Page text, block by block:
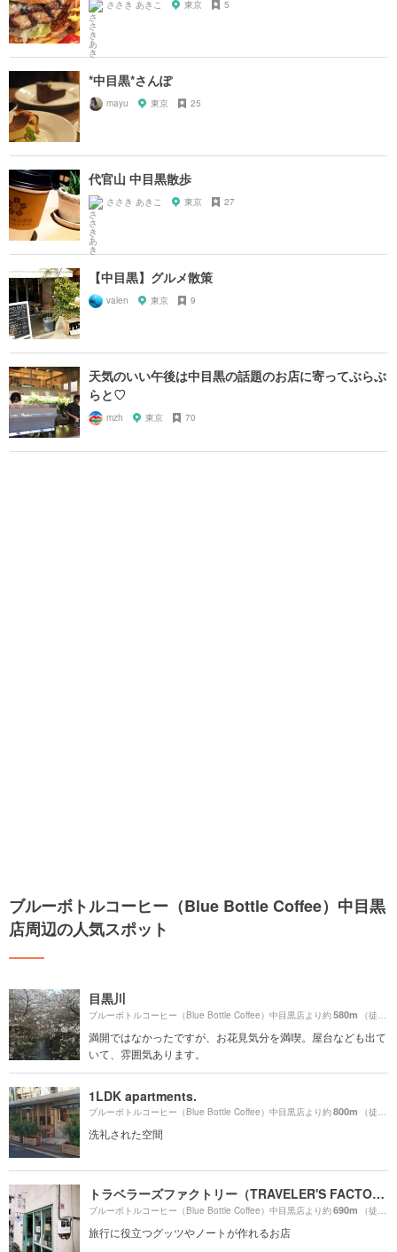
ささき あきこ 東京 5
*中目黒*さんぽ
mayu 東京 25
代官山 中目黒散歩
ささき あきこ 東京 27
【中目黒】グルメ散策
valen 東京 9
天気のいい午後は中目黒の話題のお店に寄ってぶらぶ
らと♡
mzh 東京 70
ブルーボトルコーヒー（Blue Bottle Coffee）中目黒
店周辺の人気スポット
目黒川
ブルーボトルコーヒー（Blue Bottle Coffee）中目黒店より約580m （徒歩10分）
満開ではなかったですが、お花見気分を満喫。屋台なども出て
いて、雰囲気あります。
1LDK apartments.
ブルーボトルコーヒー（Blue Bottle Coffee）中目黒店より約800m （徒歩14分）
洗礼された空間
トラベラーズファクトリー（TRAVELER'S FACTORY）
ブルーボトルコーヒー（Blue Bottle Coffee）中目黒店より約690m （徒歩12分）
旅行に役立つグッツやノートが作れるお店